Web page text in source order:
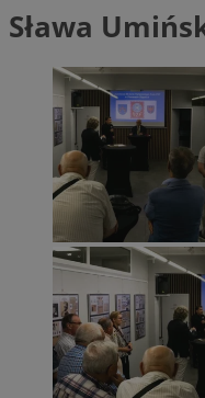
Sława